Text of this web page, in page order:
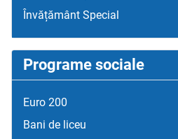
Învățământ Special
Programe sociale
Euro 200
Bani de liceu